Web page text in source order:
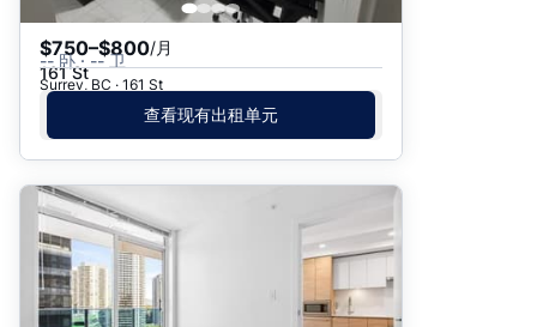
$750–$800/月
-- 卧 · -- 卫
161 St
Surrey, BC · 161 St
查看现有出租单元